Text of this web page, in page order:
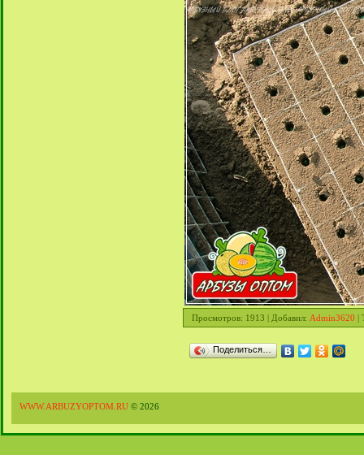
Просмотров: 1913 | Добавил: Admin3620 |
Поделиться…
WWW.ARBUZYOPTOM.RU © 2026